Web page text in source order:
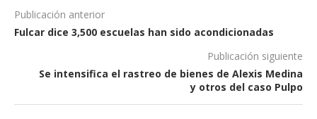
Publicación anterior
Fulcar dice 3,500 escuelas han sido acondicionadas
Publicación siguiente
Se intensifica el rastreo de bienes de Alexis Medina
y otros del caso Pulpo